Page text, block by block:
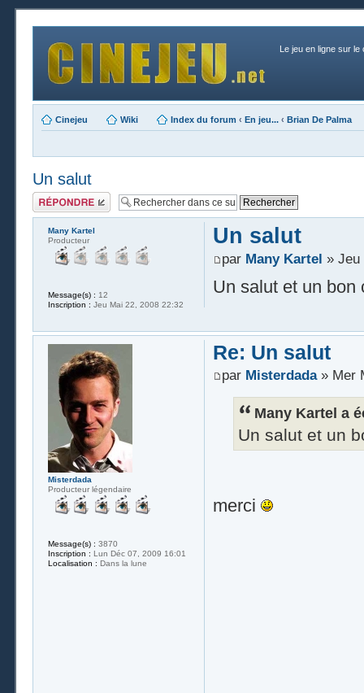
Le jeu en ligne sur le
Cinejeu Wiki Index du forum ‹ En jeu... ‹ Brian De Palma
Un salut
Publier une
réponse
Un salut
par Many Kartel » Jeu
Un salut et un bon
Many Kartel
Producteur
Message(s) : 12
Inscription : Jeu Mai 22, 2008 22:32
Re: Un salut
par Misterdada» Mer
Many Kartel a
Un salut et un
merci
Misterdada
Producteur légendaire
Message(s) : 3870
Inscription : Lun Déc 07, 2009 16:01
Localisation : Dans la lune